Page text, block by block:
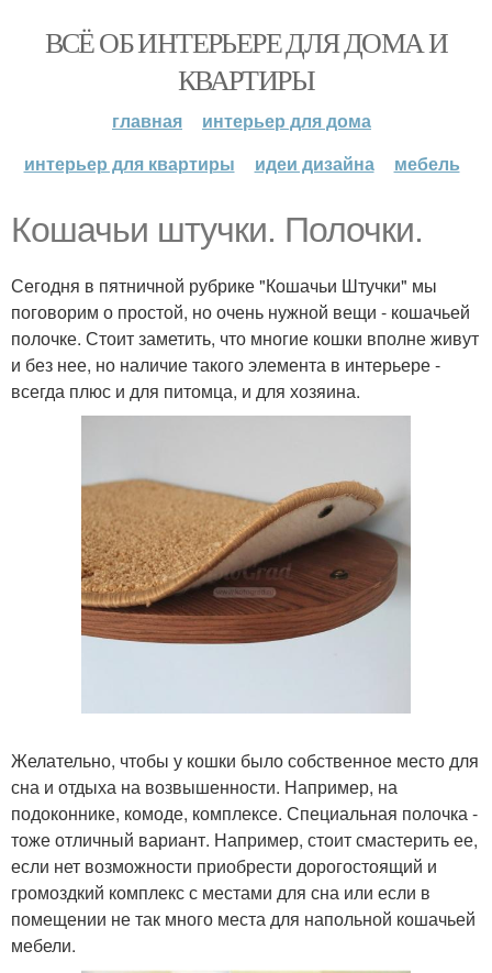
ВСЁ ОБ ИНТЕРЬЕРЕ ДЛЯ ДОМА И
КВАРТИРЫ
главная
интерьер для дома
интерьер для квартиры
идеи дизайна мебель
Кошачьи штучки. Полочки.
Сегодня в пятничной рубрике "Кошачьи Штучки" мы
поговорим о простой, но очень нужной вещи - кошачьей
полочке. Стоит заметить, что многие кошки вполне живут
и без нее, но наличие такого элемента в интерьере -
всегда плюс и для питомца, и для хозяина.
Желательно, чтобы у кошки было собственное место для
сна и отдыха на возвышенности. Например, на
подоконнике, комоде, комплексе. Специальная полочка -
тоже отличный вариант. Например, стоит смастерить ее,
если нет возможности приобрести дорогостоящий и
громоздкий комплекс с местами для сна или если в
помещении не так много места для напольной кошачьей
мебели.